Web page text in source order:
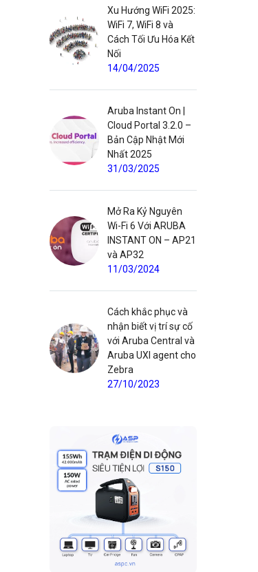
Xu Hướng WiFi 2025:
WiFi 7, WiFi 8 và
Cách Tối Ưu Hóa Kết
Nối
14/04/2025
Aruba Instant On |
Cloud Portal 3.2.0 –
Bản Cập Nhật Mới
Nhất 2025
31/03/2025
Mở Ra Kỷ Nguyên
Wi-Fi 6 Với ARUBA
INSTANT ON – AP21
và AP32
11/03/2024
Cách khắc phục và
nhận biết vị trí sự cố
với Aruba Central và
Aruba UXI agent cho
Zebra
27/10/2023